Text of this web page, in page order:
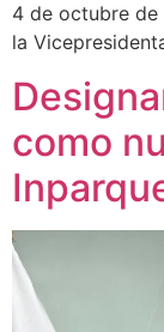
4 de octubre
la
como